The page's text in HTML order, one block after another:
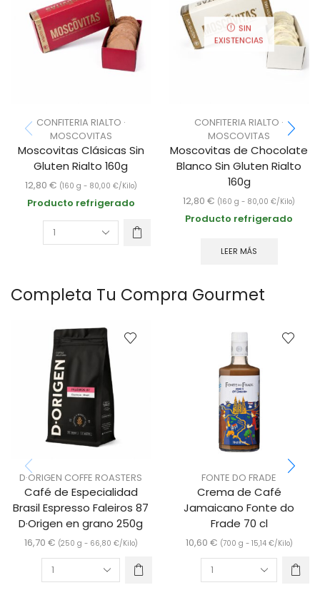
CONFITERIA RIALTO ·
MOSCOVITAS
Moscovitas Clásicas Sin
Gluten Rialto 160g
12,80 € (160 g - 80,00 €/Kilo)
Producto refrigerado
SIN
EXISTENCIAS
CONFITERIA RIALTO ·
MOSCOVITAS
Moscovitas de Chocolate
Blanco Sin Gluten Rialto
160g
12,80€ (160 g - 80,00€/Kilo)
Producto refrigerado
LEER MÁS
Completa Tu Compra Gourmet
D·ORIGEN COFFE ROASTERS
Café de Especialidad
Brasil Espresso Faleiros 87
D·Origen en grano 250g
16,70 € (250 g - 66,80 €/Kilo)
FONTE DO FRADE
Crema de Café
Jamaicano Fonte do
Frade 70 cl
10,60 € (700 g - 15,14 €/Kilo)